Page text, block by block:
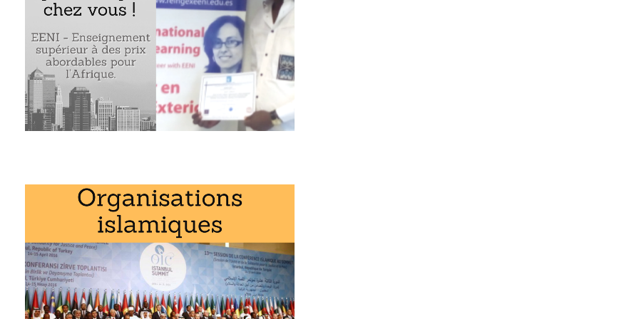
Exemple : le système de préférences commerciales de l’OCI
« Le Système de préférences commerciales arabes » fait partie des
Global Business School :
affaires internationales.